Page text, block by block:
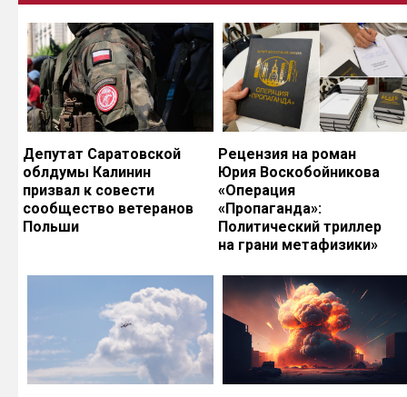
Депутат Саратовской
облдумы Калинин
призвал к совести
сообщество ветеранов
Польши
Рецензия на роман
Юрия Воскобойникова
«Операция
«Пропаганда»:
Политический триллер
на грани метафизики»